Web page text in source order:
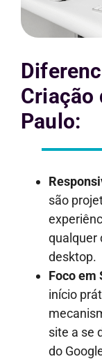
Criação
Paulo:
são
qualquer
desktop.
Foco em
início
site a se
do